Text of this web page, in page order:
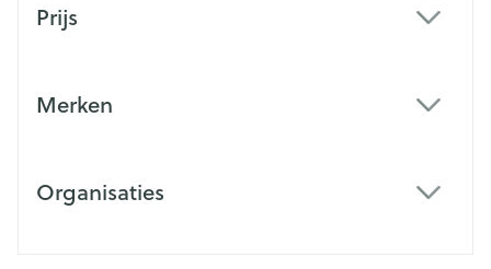
Prijs
Merken
Organisaties